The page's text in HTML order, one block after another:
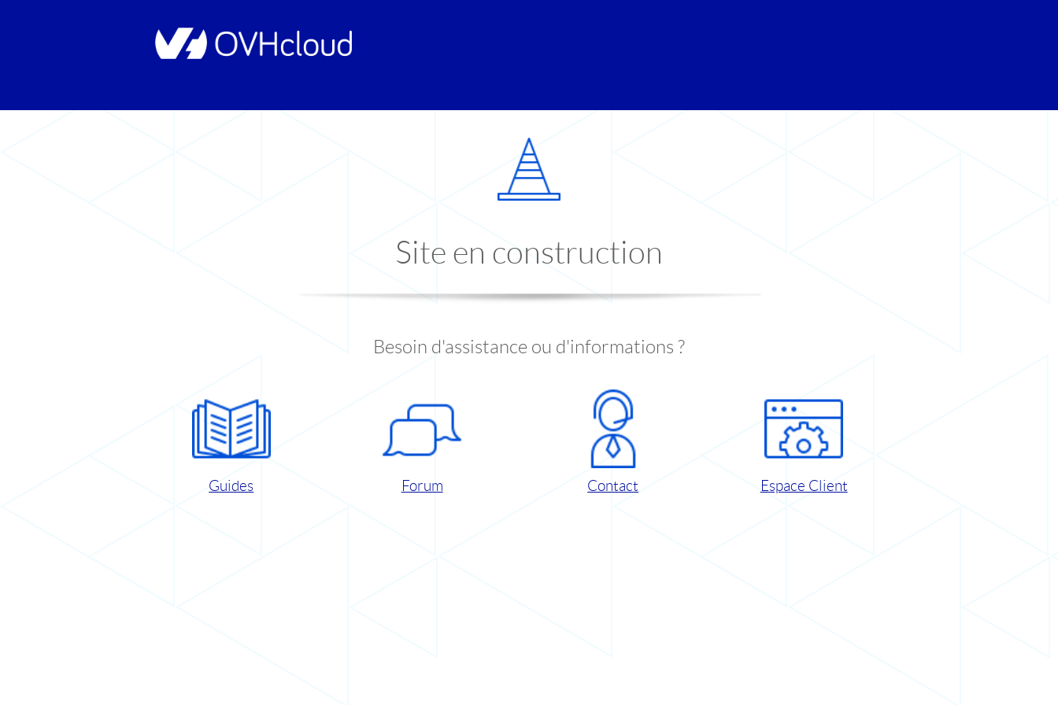
Site en construction
Besoin d'assistance ou d'informations ?
Guides Forum Contact Espace Client